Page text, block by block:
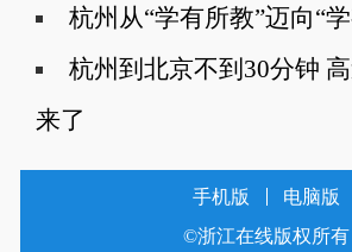
杭州从“学有所教”迈向“
杭州到北京不到30分钟
来了
手机版
电脑版
©浙江在线版权所有